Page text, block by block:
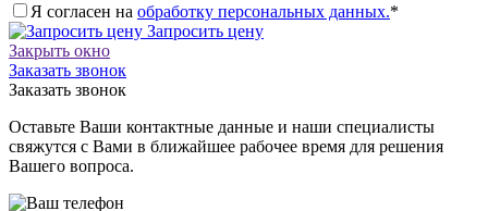
Я согласен на обработку персональных данных.*
Запросить цену
Закрыть окно
Заказать звонок
Заказать звонок
Оставьте Ваши контактные данные и наши специалисты
свяжутся с Вами в ближайшее рабочее время для решения
Вашего вопроса.